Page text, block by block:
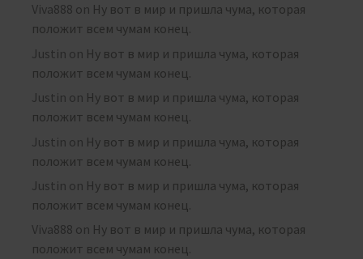
Viva888 on Ну вот в мир и пришла чума, которая
положит всем чумам конец.
Justin on Ну вот в мир и пришла чума, которая
положит всем чумам конец.
Justin on Ну вот в мир и пришла чума, которая
положит всем чумам конец.
Justin on Ну вот в мир и пришла чума, которая
положит всем чумам конец.
Justin on Ну вот в мир и пришла чума, которая
положит всем чумам конец.
Viva888 on Ну вот в мир и пришла чума, которая
положит всем чумам конец.